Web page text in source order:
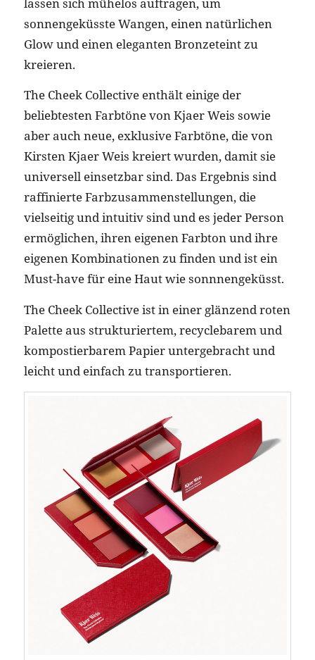
sonnengeküsste Wangen, einen natürlichen
Glow und einen eleganten Bronzeteint zu
kreieren.
The Cheek Collective enthält einige der
beliebtesten Farbtöne von Kjaer Weis sowie
aber auch neue, exklusive Farbtöne, die von
Kirsten Kjaer Weis kreiert wurden, damit sie
universell einsetzbar sind. Das Ergebnis sind
raffinierte Farbzusammenstellungen, die
vielseitig und intuitiv sind und es jeder Person
ermöglichen, ihren eigenen Farbton und ihre
eigenen Kombinationen zu finden und ist ein
Must-have für eine Haut wie sonnnengeküsst.
The Cheek Collective ist in einer glänzend roten
Palette aus strukturiertem, recyclebarem und
kompostierbarem Papier untergebracht und
leicht und einfach zu transportieren.